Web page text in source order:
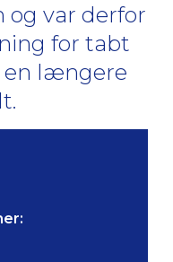
og var derfor
for tabt
en længere